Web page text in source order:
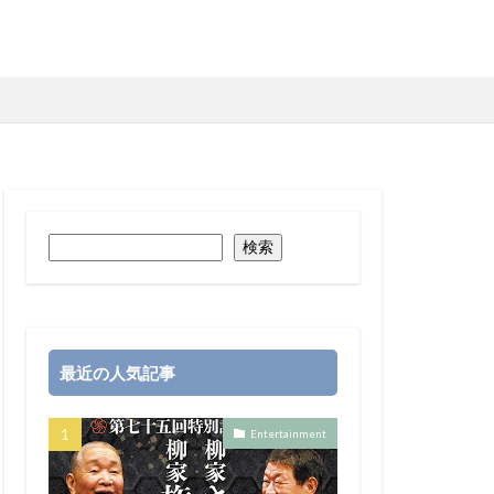
検索
最近の人気記事
Entertainment